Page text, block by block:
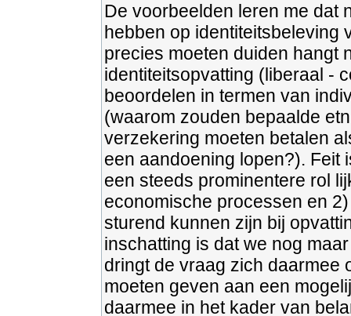
De voorbeelden leren me dat
hebben op identiteitsbeleving
precies moeten duiden hangt
identiteitsopvatting (liberaal -
beoordelen in termen van
(waarom zouden bepaalde
verzekering moeten betalen
een aandoening lopen?). Feit
een steeds prominentere rol
economische processen en
sturend kunnen zijn bij
inschatting is dat we nog
dringt de vraag zich daarmee
moeten geven aan een
daarmee in het kader van